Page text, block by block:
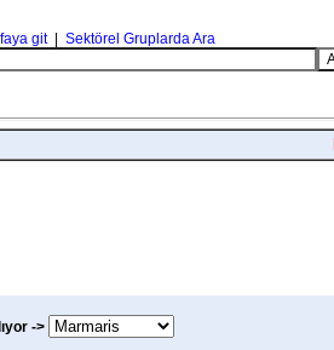
git| Sektörel Gruplarda Ara
->